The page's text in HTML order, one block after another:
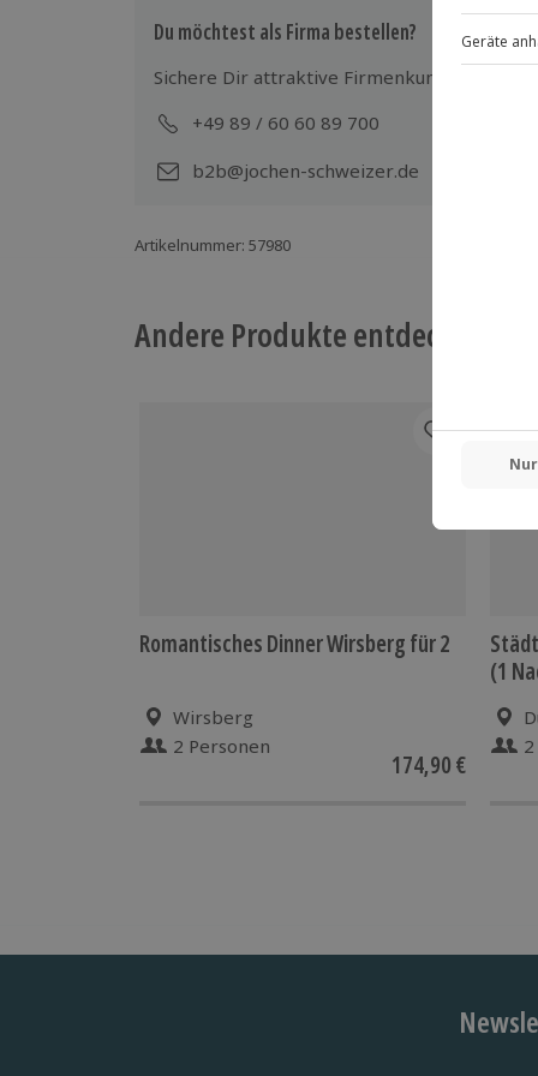
Du möchtest als Firma bestellen?
Sichere Dir attraktive Firmenkunden Vorteile.
+49 89 / 60 60 89 700
b2b@jochen-schweizer.de
Artikelnummer: 57980
Andere Produkte entdecken
Romantisches Dinner Wirsberg für 2
Wirsberg
2 Personen
174,90 €
(1